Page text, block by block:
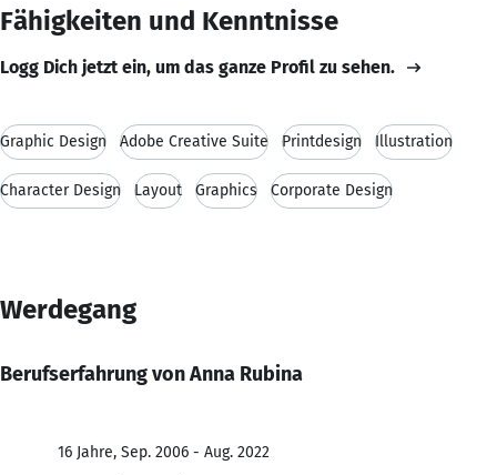
Fähigkeiten und Kenntnisse
Logg Dich jetzt ein, um das ganze Profil zu sehen.
Graphic Design Adobe Creative Suite Printdesign Illustration
Character Design Layout Graphics Corporate Design
Werdegang
Berufserfahrung von Anna Rubina
16 Jahre, Sep. 2006 - Aug. 2022